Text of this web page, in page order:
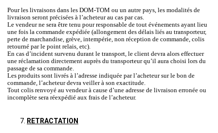
Pour les livraisons dans les DOM-TOM ou un autre pays, les modalités de
livraison seront précisées à l’acheteur au cas par cas.
Le vendeur ne sera être tenu pour responsable de tout événements ayant lieu
une fois la commande expédiée (allongement des délais liés au transporteur,
perte de marchandise, grève, intempérie, non réception de commande, colis
retourné par le point relais, etc).
En cas d’incident survenu durant le transport, le client devra alors effectuer
une réclamation directement auprès du transporteur qu’il aura choisi lors du
passage de sa commande.
Les produits sont livrés à l’adresse indiquée par l’acheteur sur le bon de
commande, l’acheteur devra veiller à son exactitude.
Tout colis renvoyé au vendeur à cause d’une adresse de livraison erronée ou
incomplète sera réexpédié aux frais de l’acheteur.
RETRACTATION